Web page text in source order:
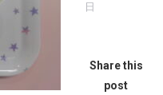
日
Share this
post